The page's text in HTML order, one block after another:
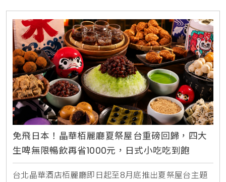
免飛日本！晶華栢麗廳夏祭屋台重磅回歸，四大
生啤無限暢飲再省1000元，日式小吃吃到飽
台北晶華酒店栢麗廳即日起至8月底推出夏祭屋台主題